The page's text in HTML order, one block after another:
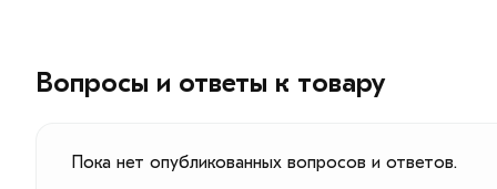
Вопросы и ответы к товару
Пока нет опубликованных вопросов и ответов.